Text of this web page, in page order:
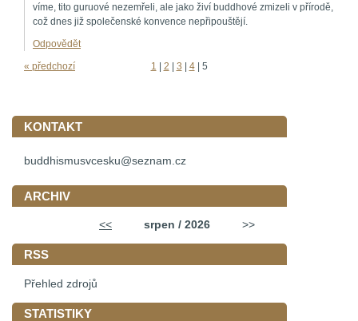
víme, tito guruové nezemřeli, ale jako živí buddhové zmizeli v přírodě,
což dnes již společenské konvence nepřipouštějí.
Odpovědět
« předchozí
1 2 3 4 5
KONTAKT
buddhismusvcesku@seznam.cz
ARCHIV
<< srpen / 2026 >>
RSS
Přehled zdrojů
STATISTIKY